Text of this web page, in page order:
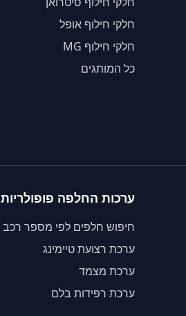
חלקי חילוף אופל
חלקי חילוף MG
כל המותגים
ערכות החלפה פופולריות
חיפוש חלפים לפי מספר רכב
ערכת רצועת טיימינג
ערכת מצמד
ערכת רפידות בלם